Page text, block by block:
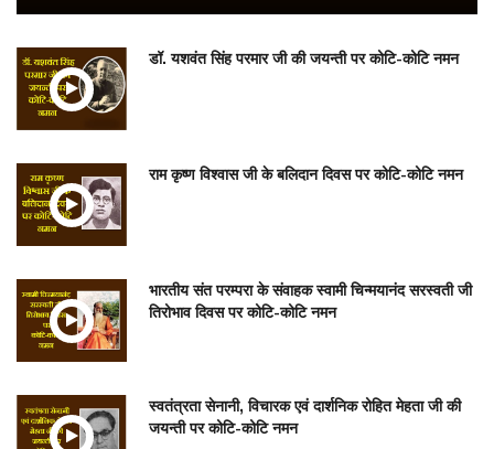
डॉ. यशवंत सिंह परमार जी की जयन्ती पर कोटि-कोटि नमन
राम कृष्ण विश्वास जी के बलिदान दिवस पर कोटि-कोटि नमन
भारतीय संत परम्परा के संवाहक स्वामी चिन्मयानंद सरस्वती जी
तिरोभाव दिवस पर कोटि-कोटि नमन
स्वतंत्रता सेनानी, विचारक एवं दार्शनिक रोहित मेहता जी की
जयन्ती पर कोटि-कोटि नमन